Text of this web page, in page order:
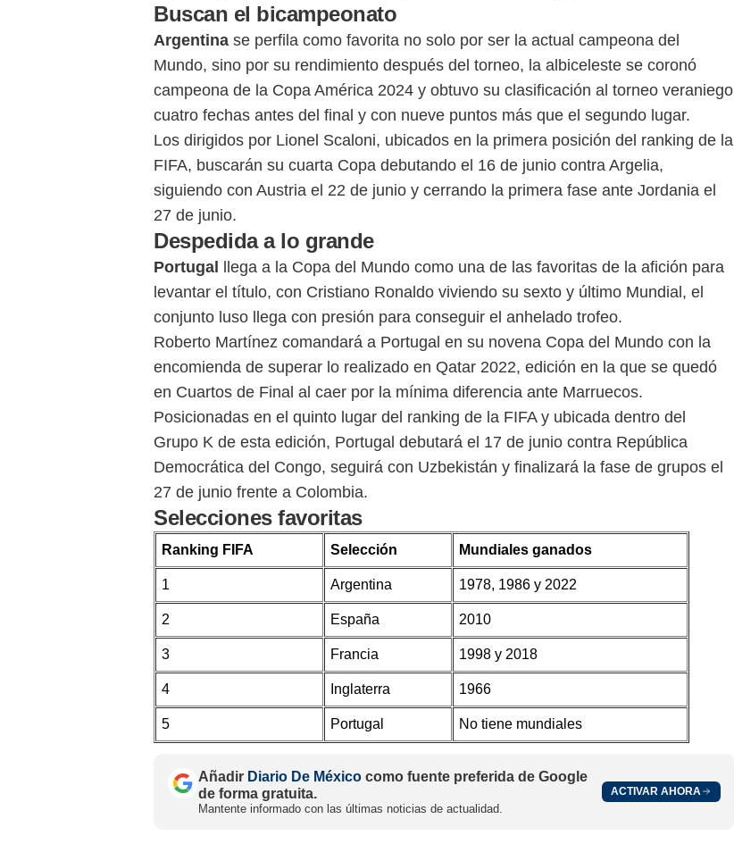
Buscan el bicampeonato
Argentina se perfila como favorita no solo por ser la actual campeona del
Mundo, sino por su rendimiento después del torneo, la albiceleste se coronó
campeona de la Copa América 2024 y obtuvo su clasificación al torneo veraniego
cuatro fechas antes del final y con nueve puntos más que el segundo lugar.
Los dirigidos por Lionel Scaloni, ubicados en la primera posición del ranking de la
FIFA, buscarán su cuarta Copa debutando el 16 de junio contra Argelia,
siguiendo con Austria el 22 de junio y cerrando la primera fase ante Jordania el
27 de junio.
Despedida a lo grande
Portugal llega a la Copa del Mundo como una de las favoritas de la afición para
levantar el título, con Cristiano Ronaldo viviendo su sexto y último Mundial, el
conjunto luso llega con presión para conseguir el anhelado trofeo.
Roberto Martínez comandará a Portugal en su novena Copa del Mundo con la
encomienda de superar lo realizado en Qatar 2022, edición en la que se quedó
en Cuartos de Final al caer por la mínima diferencia ante Marruecos.
Posicionadas en el quinto lugar del ranking de la FIFA y ubicada dentro del
Grupo K de esta edición, Portugal debutará el 17 de junio contra República
Democrática del Congo, seguirá con Uzbekistán y finalizará la fase de grupos el
27 de junio frente a Colombia.
Selecciones favoritas
Ranking FIFA Selección Mundiales ganados
1 Argentina 1978, 1986 y 2022
2 España 2010
3 Francia 1998 y 2018
4 Inglaterra 1966
5 Portugal No tiene mundiales
Añadir Diario De México como fuente preferida de Google
de forma gratuita.
Mantente informado con las últimas noticias de actualidad.
ACTIVAR AHORA